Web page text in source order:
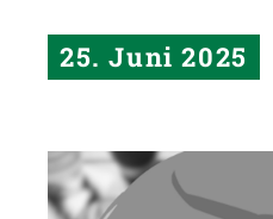
25. Juni 2025